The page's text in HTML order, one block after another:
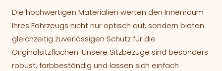
Die hochwertigen Materialien werten den Innenraum
Ihres Fahrzeugs nicht nur optisch auf, sondern bieten
gleichzeitig zuverlässigen Schutz für die
Originalsitzflächen. Unsere Sitzbezüge sind besonders
robust, farbbeständig und lassen sich einfach